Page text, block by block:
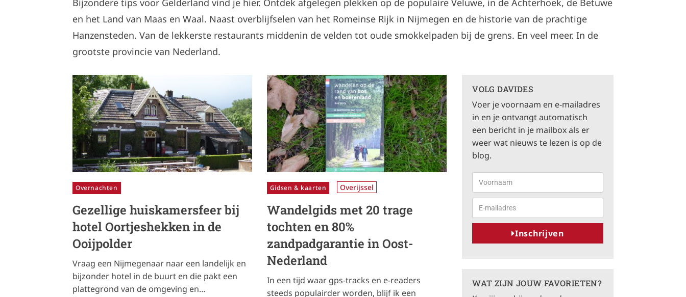
Bijzondere tips voor Gelderland vind je hier. Ontdek afgelegen plekken op de populaire Veluwe, in de Achterhoek, de Betuwe
en het Land van Maas en Waal. Naast overblijfselen van het Romeinse Rijk in Nijmegen en de historie van de prachtige
Hanzensteden. Van de lekkerste restaurants middenin de velden tot oude smokkelpaden bij de grens. En veel meer. In de
grootste provincie van Nederland.
Overnachten
Gezellige huiskamersfeer bij
hotel Oortjeshekken in de
Ooijpolder
Vraag een Nijmegenaar naar een landelijk en
bijzonder hotel in de buurt en die pakt een
plattegrond van de omgeving en…
Gidsen & kaarten Overijssel
Wandelgids met 20 trage
tochten en 80%
zandpadgarantie in Oost-
Nederland
In een tijd waar gps-tracks en e-readers
steeds populairder worden, blijf ik een
VOLG DAVIDES
Voer je voornaam en e-mailadres
in en je ontvangt automatisch
een bericht in je mailbox als er
weer wat nieuws te lezen is op de
blog.
Inschrijven
t
e
WAT ZIJN JOUW FAVORIETEN?